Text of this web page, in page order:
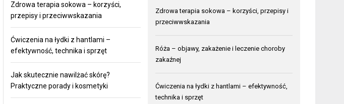
Zdrowa terapia sokowa – korzyści,
przepisy i przeciwwskazania
Ćwiczenia na łydki z hantlami –
efektywność, technika i sprzęt
Jak skutecznie nawilżać skórę?
Praktyczne porady i kosmetyki
Zdrowa terapia sokowa – korzyści, przepisy i
przeciwwskazania
Róża – objawy, zakażenie i leczenie choroby
zakaźnej
Ćwiczenia na łydki z hantlami – efektywność,
technika i sprzęt